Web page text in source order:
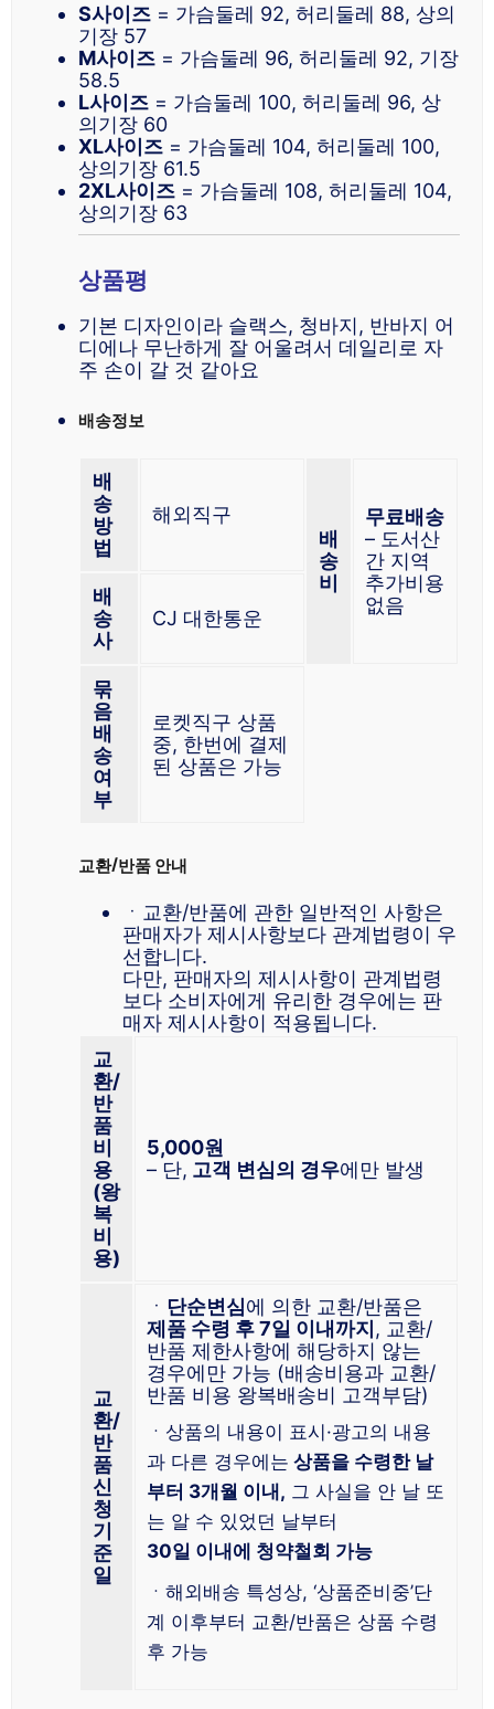
S사이즈 = 가슴둘레 92, 허리둘레 88, 상의
기장 57
M사이즈 = 가슴둘레 96, 허리둘레 92, 기장
58.5
L사이즈 = 가슴둘레 100, 허리둘레 96, 상
의기장 60
XL사이즈 = 가슴둘레 104, 허리둘레 100,
상의기장 61.5
2XL사이즈 = 가슴둘레 108, 허리둘레 104,
상의기장 63
상품평
기본 디자인이라 슬랙스, 청바지, 반바지 어
디에나 무난하게 잘 어울려서 데일리로 자
주 손이 갈 것 같아요
배송정보
배
송
방
법
해외직구
배
송
비
무료배송
– 도서산
간 지역
추가비용
없음
배
송
사
CJ 대한통운
묶
음
배
송
여
부
로켓직구 상품
중, 한번에 결제
된 상품은 가능
교환/반품 안내
ㆍ교환/반품에 관한 일반적인 사항은
판매자가 제시사항보다 관계법령이 우
선합니다.
다만, 판매자의 제시사항이 관계법령
보다 소비자에게 유리한 경우에는 판
매자 제시사항이 적용됩니다.
교
환/
반
품
비
용
(왕
복
비
용)
5,000원
– 단, 고객 변심의 경우에만 발생
교
환/
반
품
신
청
기
준
일
ㆍ 단순변심에 의한 교환/반품은
제품 수령 후 7일 이내까지, 교환/
반품 제한사항에 해당하지 않는
경우에만 가능 (배송비용과 교환/
반품 비용 왕복배송비 고객부담)
ㆍ상품의 내용이 표시·광고의 내용
과 다른 경우에는 상품을 수령한 날
부터 3개월 이내, 그 사실을 안 날 또
는 알 수 있었던 날부터
30일 이내에 청약철회 가능
ㆍ해외배송 특성상, ‘상품준비중’단
계 이후부터 교환/반품은 상품 수령
후 가능